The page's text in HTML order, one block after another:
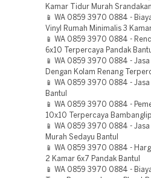
Kamar Tidur Murah
📱 WA 0859 3970 0884 -
Vinyl Rumah Minimalis 3
📱 WA 0859 3970 0884 -
6x10 Terpercaya Pandak
📱 WA 0859 3970 0884 -
Dengan Kolam Renang
📱 WA 0859 3970 0884 -
Bantul
📱 WA 0859 3970 0884 -
10x10 Terpercaya
📱 WA 0859 3970 0884 -
Murah Sedayu Bantul
📱 WA 0859 3970 0884 -
2 Kamar 6x7 Pandak Bantul
📱 WA 0859 3970 0884 -